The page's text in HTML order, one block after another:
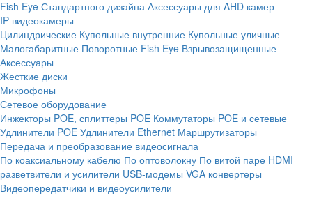
Fish Eye Стандартного дизайна Аксессуары для AHD камер
IP видеокамеры
Цилиндрические Купольные внутренние Купольные уличные
Малогабаритные Поворотные Fish Eye Взрывозащищенные
Аксессуары
Жесткие диски
Микрофоны
Сетевое оборудование
Инжекторы POE, сплиттеры POE Коммутаторы POE и сетевые
Удлинители POE Удлинители Ethernet Маршрутизаторы
Передача и преобразование видеосигнала
По коаксиальному кабелю По оптоволокну По витой паре HDMI
разветвители и усилители USB-модемы VGA конвертеры
Видеопередатчики и видеоусилители